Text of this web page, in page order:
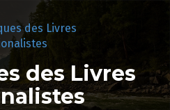
des Livres